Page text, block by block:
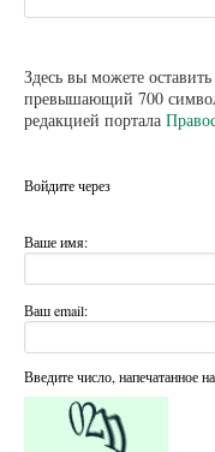
Здесь вы можете
превышающий 700
редакцией портала
Войдите через
Ваше имя:
Ваш email:
Введите число, напечатанное